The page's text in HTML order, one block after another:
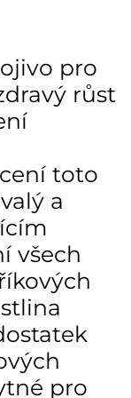
dnů
dnů
dnů
dnů
3 ks
dnů
8 ks
orientační.
cen na e-
pro
růst
toto
a
všech
pro